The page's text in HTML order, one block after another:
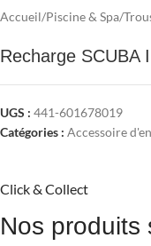
Accueil/Piscine & Spa/
Recharge SCUBA
UGS : 441-601678019
Catégories : Accessoire
Click & Collect
Nos produits